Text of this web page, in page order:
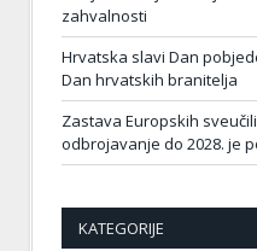
zahvalnosti
Hrvatska slavi Dan
Dan hrvatskih branitelja
Zastava Europskih
odbrojavanje do 2028. je
KATEGORIJE